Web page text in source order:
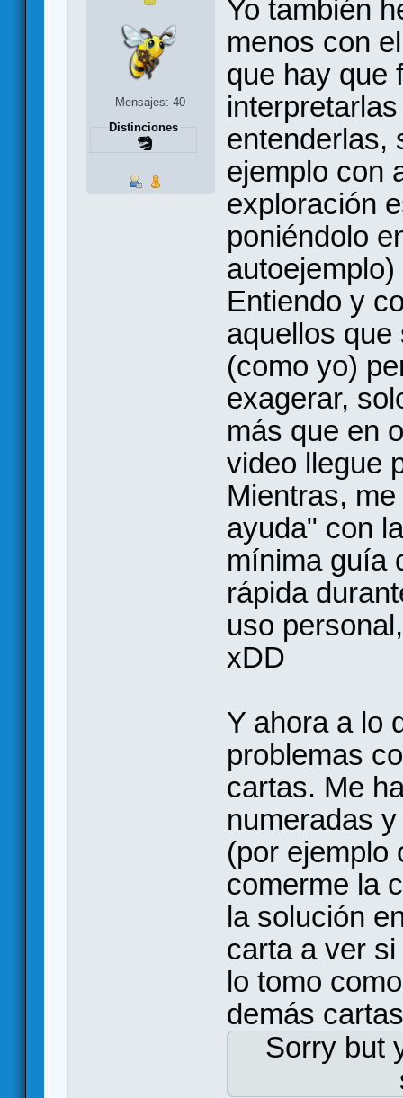
Mensajes: 40
Distinciones
Yo también
menos con
que hay que
entenderlas,
ejemplo con
exploración
poniéndolo
Entiendo y
aquellos que
(como yo)
exagerar,
más que en
video llegue
Mientras,
ayuda" con
mínima guía
rápida
uso
xDD
Y ahora a lo
problemas
cartas. Me
numeradas
(por ejemplo
comerme la
la solución
carta a ver
lo tomo
demás
Sorry but